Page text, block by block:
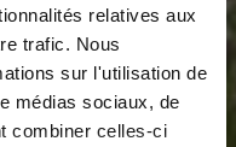
relatives aux
trafic. Nous
sur l'utilisation de
médias sociaux, de
combiner celles-ci